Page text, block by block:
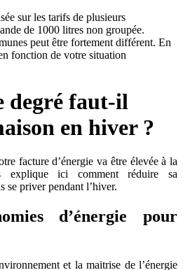
sur les tarifs de plusieurs
de 1000 litres non groupée.
peut être fortement différent. En
fonction de votre situation
degré faut-il
en hiver ?
facture d’énergie va être élevée à la
ici comment réduire sa
se priver pendant l’hiver.
d’énergie pour
et la maitrise de l’énergie